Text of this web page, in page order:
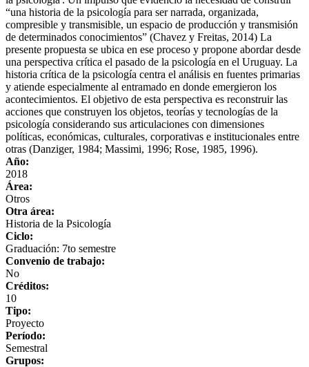
“una historia de la psicología para ser narrada, organizada,
compresible y transmisible, un espacio de producción y transmisión
de determinados conocimientos” (Chavez y Freitas, 2014) La
presente propuesta se ubica en ese proceso y propone abordar desde
una perspectiva crítica el pasado de la psicología en el Uruguay. La
historia crítica de la psicología centra el análisis en fuentes primarias
y atiende especialmente al entramado en donde emergieron los
acontecimientos. El objetivo de esta perspectiva es reconstruir las
acciones que construyen los objetos, teorías y tecnologías de la
psicología considerando sus articulaciones con dimensiones
políticas, económicas, culturales, corporativas e institucionales entre
otras (Danziger, 1984; Massimi, 1996; Rose, 1985, 1996).
Año:
2018
Área:
Otros
Otra área:
Historia de la Psicología
Ciclo:
Graduación: 7to semestre
Convenio de trabajo:
No
Créditos:
10
Tipo:
Proyecto
Período:
Semestral
Grupos: